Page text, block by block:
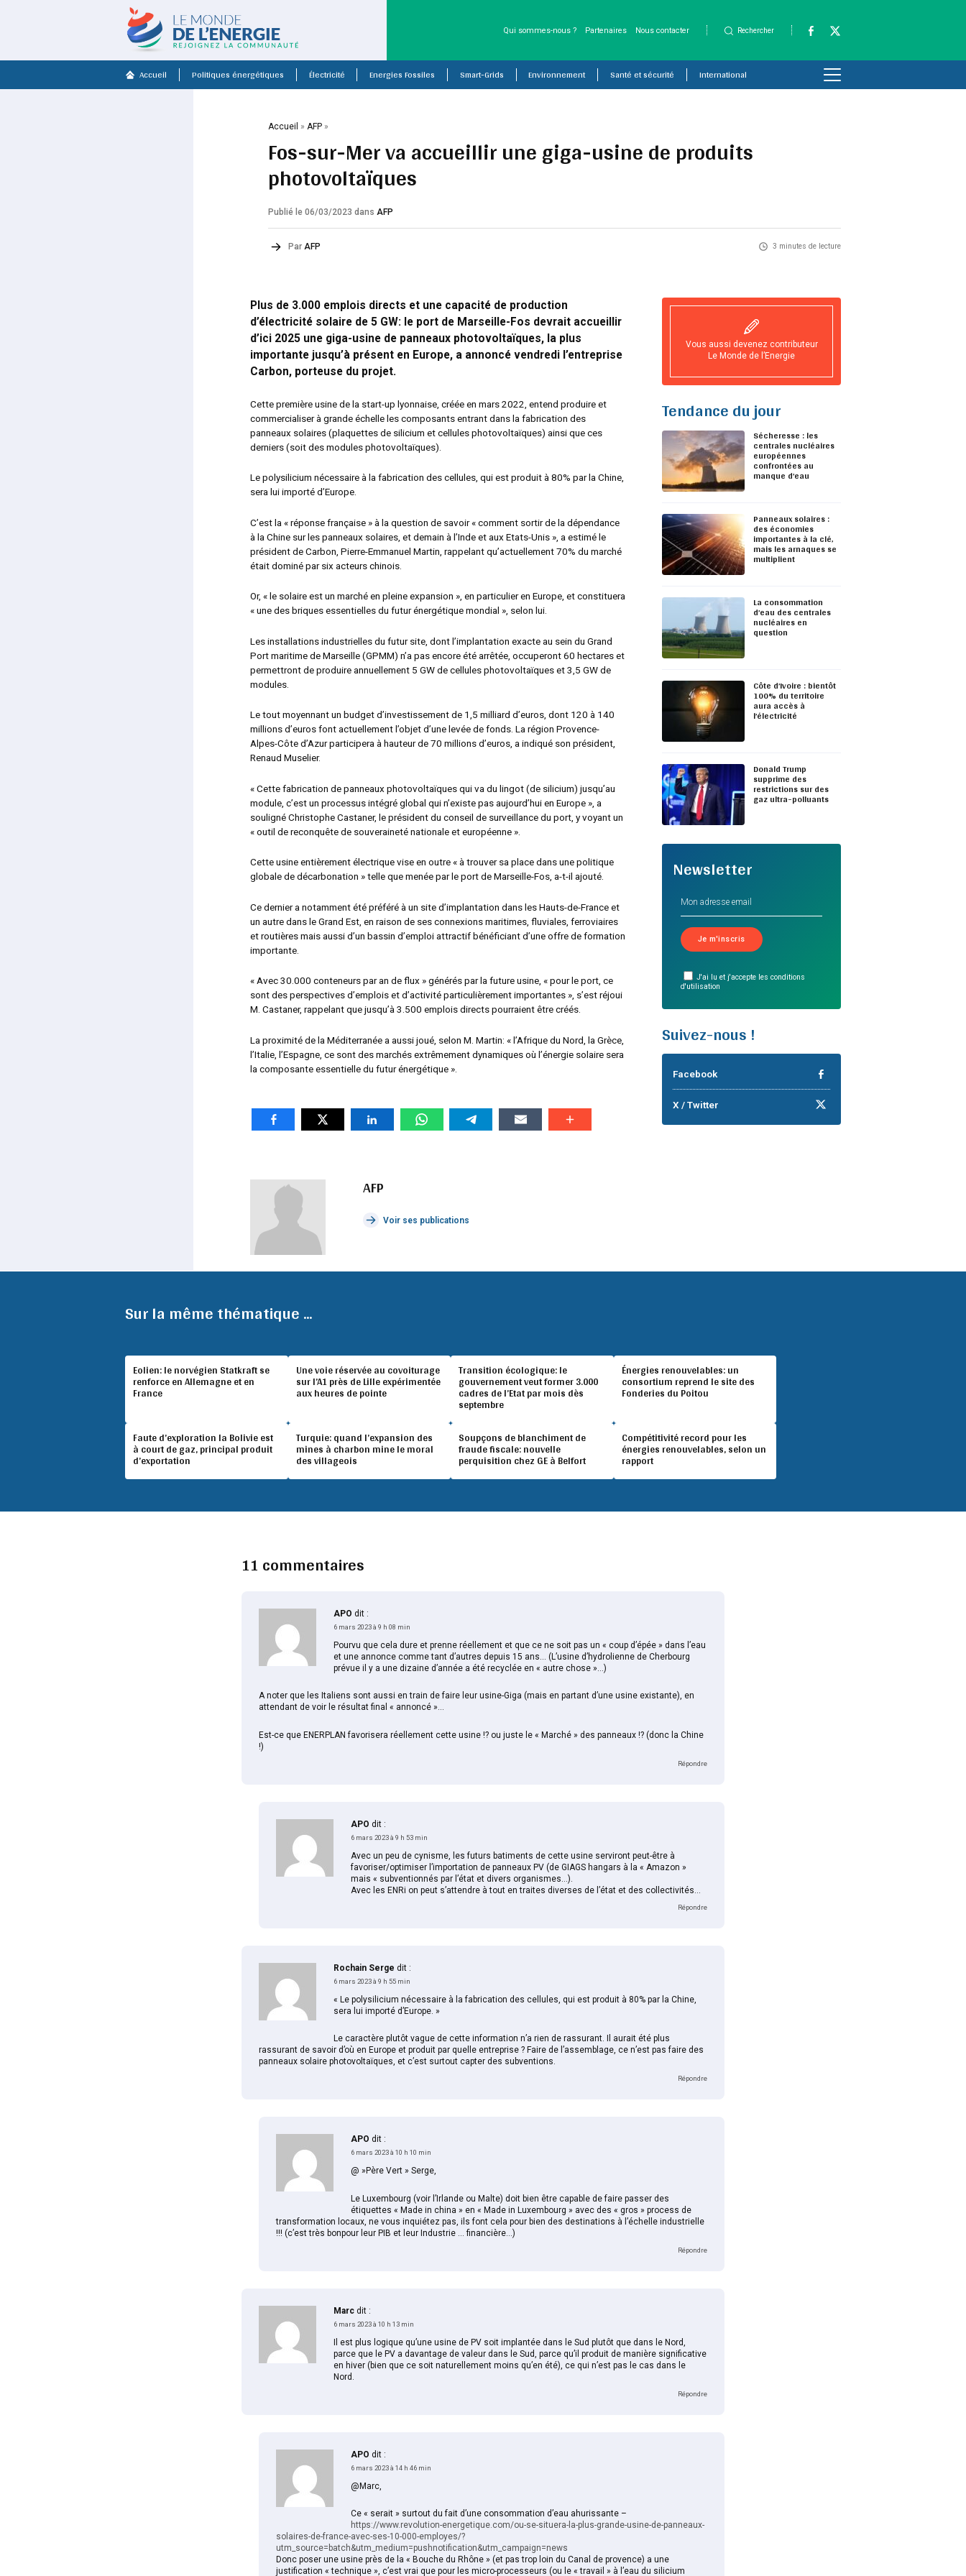
Qui sommes-nous ? Partenaires Nous contacter Rechercher
Accueil Politiques énergétiques Électricité Energies Fossiles Smart-Grids Environnement Santé et sécurité International
Accueil »AFP »
Fos-sur-Mer va accueillir une giga-usine de produits
photovoltaïques
Publié le 06/03/2023dans AFP
Par AFP 3 minutes de lecture
Plus de 3.000 emplois directs et une capacité de production
d’électricité solaire de 5 GW: le port de Marseille-Fos devrait accueillir
d’ici 2025 une giga-usine de panneaux photovoltaïques, la plus
importante jusqu’à présent en Europe, a annoncé vendredi l’entreprise
Carbon, porteuse du projet.
Cette première usine de la start-up lyonnaise, créée en mars 2022, entend produire et
commercialiser à grande échelle les composants entrant dans la fabrication des
panneaux solaires (plaquettes de silicium et cellules photovoltaïques) ainsi que ces
derniers (soit des modules photovoltaïques).
Le polysilicium nécessaire à la fabrication des cellules, qui est produit à 80% par la Chine,
sera lui importé d’Europe.
C’est la « réponse française » à la question de savoir « comment sortir de la dépendance
à la Chine sur les panneaux solaires, et demain à l’Inde et aux Etats-Unis », a estimé le
président de Carbon, Pierre-Emmanuel Martin, rappelant qu’actuellement 70% du marché
était dominé par six acteurs chinois.
Or, « le solaire est un marché en pleine expansion », en particulier en Europe, et constituera
« une des briques essentielles du futur énergétique mondial », selon lui.
Les installations industrielles du futur site, dont l’implantation exacte au sein du Grand
Port maritime de Marseille (GPMM) n’a pas encore été arrêtée, occuperont 60 hectares et
permettront de produire annuellement 5 GW de cellules photovoltaïques et 3,5 GW de
modules.
Le tout moyennant un budget d’investissement de 1,5 milliard d’euros, dont 120 à 140
millions d’euros font actuellement l’objet d’une levée de fonds. La région Provence-
Alpes-Côte d’Azur participera à hauteur de 70 millions d’euros, a indiqué son président,
Renaud Muselier.
« Cette fabrication de panneaux photovoltaïques qui va du lingot (de silicium) jusqu’au
module, c’est un processus intégré global qui n’existe pas aujourd’hui en Europe », a
souligné Christophe Castaner, le président du conseil de surveillance du port, y voyant un
« outil de reconquête de souveraineté nationale et européenne ».
Cette usine entièrement électrique vise en outre « à trouver sa place dans une politique
globale de décarbonation » telle que menée par le port de Marseille-Fos, a-t-il ajouté.
Ce dernier a notamment été préféré à un site d’implantation dans les Hauts-de-France et
un autre dans le Grand Est, en raison de ses connexions maritimes, fluviales, ferroviaires
et routières mais aussi d’un bassin d’emploi attractif bénéficiant d’une offre de formation
importante.
« Avec 30.000 conteneurs par an de flux » générés par la future usine, « pour le port, ce
sont des perspectives d’emplois et d’activité particulièrement importantes », s’est réjoui
M. Castaner, rappelant que jusqu’à 3.500 emplois directs pourraient être créés.
La proximité de la Méditerranée a aussi joué, selon M. Martin: « l’Afrique du Nord, la Grèce,
l’Italie, l’Espagne, ce sont des marchés extrêmement dynamiques où l’énergie solaire sera
la composante essentielle du futur énergétique ».
AFP
Voir ses publications
Vous aussi devenez contributeur
Le Monde de l’Energie
Tendance du jour
Sécheresse : les
centrales nucléaires
européennes
confrontées au
manque d’eau
Panneaux solaires :
des économies
importantes à la clé,
mais les arnaques se
multiplient
La consommation
d’eau des centrales
nucléaires en
question
Côte d’Ivoire : bientôt
100% du territoire
aura accès à
l’électricité
Donald Trump
supprime des
restrictions sur des
gaz ultra-polluants
Newsletter
J'ai lu et j'accepte les conditions
d'utilisation
Suivez-nous !
Facebook
X / Twitter
Sur la même thématique ...
Eolien: le norvégien Statkraft se
renforce en Allemagne et en
France
Une voie réservée au covoiturage
sur l’A1 près de Lille expérimentée
aux heures de pointe
Transition écologique: le
gouvernement veut former 3.000
cadres de l’Etat par mois dès
septembre
Énergies renouvelables: un
consortium reprend le site des
Fonderies du Poitou
Faute d’exploration la Bolivie est
à court de gaz, principal produit
d’exportation
Turquie: quand l’expansion des
mines à charbon mine le moral
des villageois
Soupçons de blanchiment de
fraude fiscale: nouvelle
perquisition chez GE à Belfort
Compétitivité record pour les
énergies renouvelables, selon un
rapport
11 commentaires
APO dit :
6 mars 2023 à 9 h 08 min
Pourvu que cela dure et prenne réellement et que ce ne soit pas un « coup d’épée » dans l’eau
et une annonce comme tant d’autres depuis 15 ans… (L’usine d’hydrolienne de Cherbourg
prévue il y a une dizaine d’année a été recyclée en « autre chose »…)
A noter que les Italiens sont aussi en train de faire leur usine-Giga (mais en partant d’une usine existante), en
attendant de voir le résultat final « annoncé »…
Est-ce que ENERPLAN favorisera réellement cette usine !? ou juste le « Marché » des panneaux !? (donc la Chine
!)
Répondre
APO dit :
6 mars 2023 à 9 h 53 min
Avec un peu de cynisme, les futurs batiments de cette usine serviront peut-être à
favoriser/optimiser l’importation de panneaux PV (de GIAGS hangars à la « Amazon »
mais « subventionnés par l’état et divers organismes…).
Avec les ENRi on peut s’attendre à tout en traites diverses de l’état et des collectivités…
Répondre
Rochain Serge dit :
6 mars 2023 à 9 h 55 min
« Le polysilicium nécessaire à la fabrication des cellules, qui est produit à 80% par la Chine,
sera lui importé d’Europe. »
Le caractère plutôt vague de cette information n’a rien de rassurant. Il aurait été plus
rassurant de savoir d’où en Europe et produit par quelle entreprise ? Faire de l’assemblage, ce n’est pas faire des
panneaux solaire photovoltaïques, et c’est surtout capter des subventions.
Répondre
APO dit :
6 mars 2023 à 10 h 10 min
@ »Père Vert » Serge,
Le Luxembourg (voir l’Irlande ou Malte) doit bien être capable de faire passer des
étiquettes « Made in china » en « Made in Luxembourg » avec des « gros » process de
transformation locaux, ne vous inquiétez pas, ils font cela pour bien des destinations à l’échelle industrielle
!!! (c’est très bonpour leur PIB et leur Industrie … financière…)
Répondre
Marc dit :
6 mars 2023 à 10 h 13 min
Il est plus logique qu’une usine de PV soit implantée dans le Sud plutôt que dans le Nord,
parce que le PV a davantage de valeur dans le Sud, parce qu’il produit de manière significative
en hiver (bien que ce soit naturellement moins qu’en été), ce qui n’est pas le cas dans le
Nord.
Répondre
APO dit :
6 mars 2023 à 14 h 46 min
@Marc,
Ce « serait » surtout du fait d’une consommation d’eau ahurissante –
https://www.revolution-energetique.com/ou-se-situera-la-plus-grande-usine-de-panneaux-
solaires-de-france-avec-ses-10-000-employes/?
utm_source=batch&utm_medium=pushnotification&utm_campaign=news
Donc poser une usine près de la « Bouche du Rhône » (et pas trop loin du Canal de provence) a une
justification « technique », c’est vrai que pour les micro-processeurs (ou le « travail » à l’eau du silicium